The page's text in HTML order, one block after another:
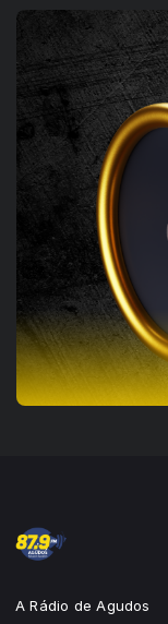
A Rádio de Agudos